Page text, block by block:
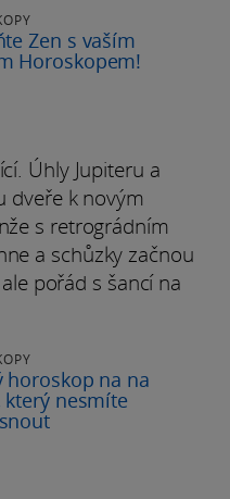
Zen s vaším
Horoskopem!
Úhly Jupiteru a
dveře k novým
s retrográdním
a schůzky začnou
pořád s šancí na
horoskop na na
který nesmíte